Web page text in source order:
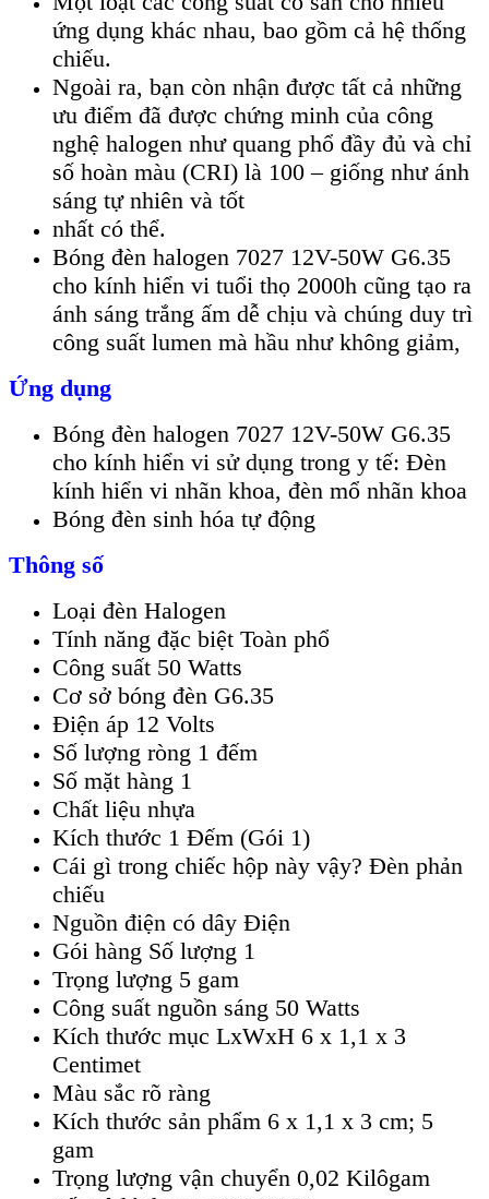
ứng dụng khác nhau, bao gồm cả hệ thống
chiếu.
Ngoài ra, bạn còn nhận được tất cả những
ưu điểm đã được chứng minh của công
nghệ halogen như quang phổ đầy đủ và chỉ
số hoàn màu (CRI) là 100 – giống như ánh
sáng tự nhiên và tốt
nhất có thể.
Bóng đèn halogen 7027 12V-50W G6.35
cho kính hiển vi tuổi thọ 2000h cũng tạo ra
ánh sáng trắng ấm dễ chịu và chúng duy trì
công suất lumen mà hầu như không giảm,
Ứng dụng
Bóng đèn halogen 7027 12V-50W G6.35
cho kính hiển vi sử dụng trong y tế: Đèn
kính hiển vi nhãn khoa, đèn mổ nhãn khoa
Bóng đèn sinh hóa tự động
Thông số
Loại đèn Halogen
Tính năng đặc biệt Toàn phổ
Công suất 50 Watts
Cơ sở bóng đèn G6.35
Điện áp 12 Volts
Số lượng ròng 1 đếm
Số mặt hàng 1
Chất liệu nhựa
Kích thước 1 Đếm (Gói 1)
Cái gì trong chiếc hộp này vậy? Đèn phản
chiếu
Nguồn điện có dây Điện
Gói hàng Số lượng 1
Trọng lượng 5 gam
Công suất nguồn sáng 50 Watts
Kích thước mục LxWxH 6 x 1,1 x 3
Centimet
Màu sắc rõ ràng
Kích thước sản phẩm 6 x 1,1 x 3 cm; 5
gam
Trọng lượng vận chuyển 0,02 Kilôgam